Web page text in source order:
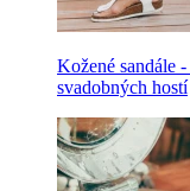
Kožené sandále
svadobných hostí